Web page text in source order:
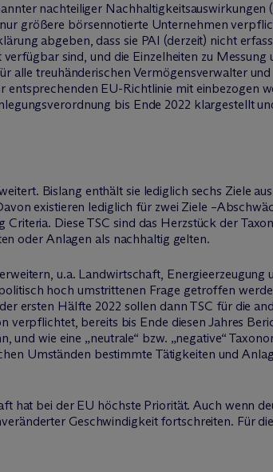
nachteiliger Nachhaltigkeitsauswirkungen
größere börsennotierte Unternehmen
abgeben, dass sie PAI (derzeit) nicht
sind, und die Einzelheiten zu Messung
alle treuhänderischen Vermögensverwalter und
EU-Richtlinie mit einbezogen
bis Ende 2022 klargestellt
Bislang enthält sie lediglich sechs Ziele
existieren lediglich für zwei Ziele
Diese TSC sind das Herzstück der
oder Anlagen als nachhaltig gelten.
u.a. Landwirtschaft, Energieerzeugung
hoch umstrittenen Frage getroffen
ersten Hälfte 2022 sollen dann TSC für die
bereits bis Ende diesen Jahres
wie eine „neutrale“ bzw. „negative“
Umständen bestimmte Tätigkeiten und
hat bei der EU höchste Priorität. Auch wenn
Geschwindigkeit fortschreiten. Für die